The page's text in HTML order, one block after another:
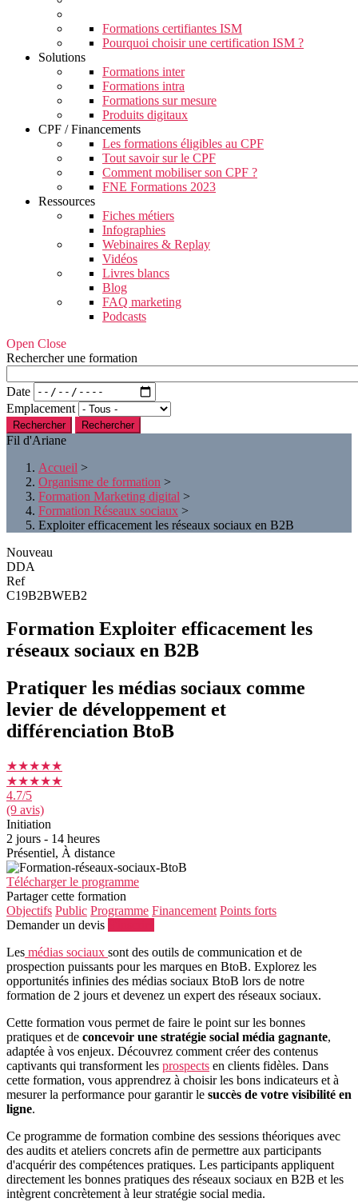
Formations certifiantes ISM
Pourquoi choisir une certification ISM ?
Solutions
Formations inter
Formations intra
Formations sur mesure
Produits digitaux
CPF / Financements
Les formations éligibles au CPF
Tout savoir sur le CPF
Comment mobiliser son CPF ?
FNE Formations 2023
Ressources
Fiches métiers
Infographies
Webinaires & Replay
Vidéos
Livres blancs
Blog
FAQ marketing
Podcasts
Open Close
Rechercher une formation
Date
Emplacement
Rechercher
Fil d'Ariane
Accueil >
Organisme de formation >
Formation Marketing digital >
Formation Réseaux sociaux >
Exploiter efficacement les réseaux sociaux en B2B
Nouveau
DDA
Ref
C19B2BWEB2
Formation Exploiter efficacement les
réseaux sociaux en B2B
Pratiquer les médias sociaux comme
levier de développement et
différenciation BtoB
★★★★★
★★★★★
4.7/5
(9 avis)
Initiation
2 jours - 14 heures
Présentiel, À distance
Télécharger le programme
Partager cette formation
Objectifs Public Programme Financement Points forts
Demander un devis
Les médias sociaux sont des outils de communication et de
prospection puissants pour les marques en BtoB. Explorez les
opportunités infinies des médias sociaux BtoB lors de notre
formation de 2 jours et devenez un expert des réseaux sociaux.
Cette formation vous permet de faire le point sur les bonnes
pratiques et de concevoir une stratégie social média gagnante,
adaptée à vos enjeux. Découvrez comment créer des contenus
captivants qui transforment les prospects en clients fidèles. Dans
cette formation, vous apprendrez à choisir les bons indicateurs et à
mesurer la performance pour garantir le succès de votre visibilité en
ligne.
Ce programme de formation combine des sessions théoriques avec
des audits et ateliers concrets afin de permettre aux participants
d'acquérir des compétences pratiques. Les participants appliquent
directement les bonnes pratiques des réseaux sociaux en B2B et les
intègrent concrètement à leur stratégie social media.